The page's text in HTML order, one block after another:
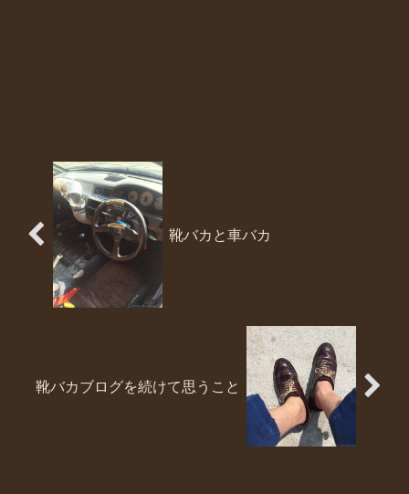
靴バカと車バカ
靴バカブログを続けて思うこと